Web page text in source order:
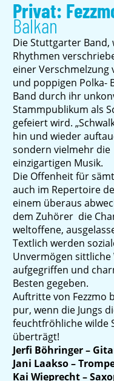
Privat:
Balkan
Die Stuttgarter Band,
Rhythmen
einer
und poppigen Polka-
Band durch ihr
Stammpublikum als
gefeiert wird.
hin und wieder
sondern vielmehr
einzigartigen Musik.
Die Offenheit für
auch im Repertoire
einem überaus
dem Zuhörer die
weltoffene,
Textlich werden
Unvermögen sittliche
aufgegriffen und
Besten gegeben.
Auftritte von Fezzmo
pur, wenn die Jungs
feuchtfröhliche wilde
überträgt!
Jerfi Böhringer –
Jani Laakso –
Kai Wieprecht –